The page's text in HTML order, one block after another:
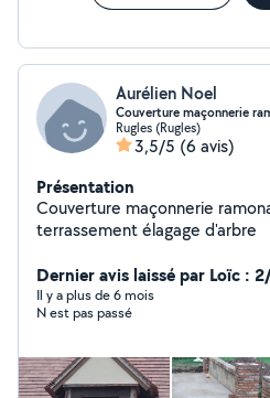
Aurélien Noel
Couverture maçonnerie
Rugles (Rugles)
3,5/5 (6 avis)
Présentation
Couverture maçonnerie
terrassement élagage d'arbre
Dernier avis laissé par Loïc :
Il y a plus de 6 mois
N est pas passé